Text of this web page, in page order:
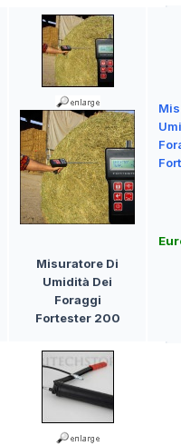
Misuratore Di
Umidità Dei
Foraggi
Fortester 200